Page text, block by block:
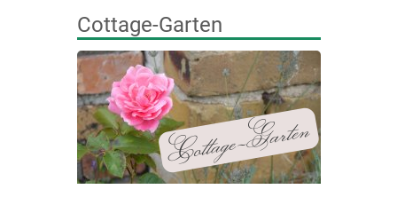
Cottage-Garten